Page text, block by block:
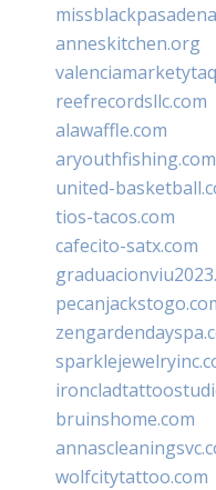
anneskitchen.org
reefrecordsllc.com
alawaffle.com
aryouthfishing.com
united-
tios-tacos.com
cafecito-satx.com
bruinshome.com
wolfcitytattoo.com